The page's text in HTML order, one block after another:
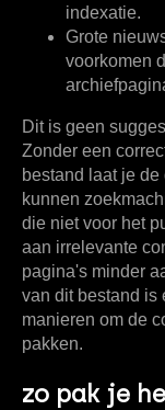
indexatie.
Grote
voorkomen
Dit is geen
Zonder een
bestand laat je
kunnen
die niet voor het
aan irrelevante
pagina's minder
van dit bestand is
manieren om de
pakken.
zo pak je